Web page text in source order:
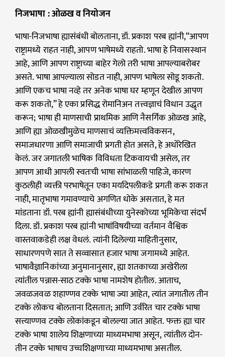
निजभाषा : ओळख व नियोजन
भाषा-निजभाषा ह्यासंबंधी बोलताना, डॉ. प्रकाश परब ह्यांनी,“आपण
राष्ट्रामध्ये राहत नाही, आपण भाषेमध्ये राहतो. भाषा हे निवासस्थान
आहे, आणि आपण राष्ट्राच्या बाहेर गेलो तरी भाषा आपल्याबरोबर
असते. भाषा आपल्याला सोडत नाही, आपण भाषेला सोडू शकतो.
आणि एकच भाषा नव्हे तर अनेक भाषा घर म्हणून देखील आपण
करू शकतो,” हे एका प्रसिद्ध रोमानिअन तत्त्वज्ञाचं विधान उद्धृत
करून; भाषा ही माणसाची प्राथमिक आणि नैसर्गिक ओळख आहे,
आणि ह्या ओळखीमुळेच माणसाचं व्यक्तिमत्त्वविकसन,
समाजधारणा आणि समाजाची प्रगती होत असते, हे अधोरेखित
केलं. जर जगातली भाषिक विविधता टिकवायची असेल, तर
आपण आधी आपली स्वतःची भाषा सांभाळली पाहिजे, कारण
कुठलीही व्यक्ती परभाषेतून एका मर्यादेपलीकडे प्रगती करू शकत
नाही, मातृभाषा गमावण्याचे अगणित धोके असतात, हे मत
मांडताना डॉ. परब ह्यांनी ह्यासंबंधीच्या युनेस्कोच्या भूमिकेचा संदर्भ
दिला. डॉ. प्रकाश परब ह्यांनी भाषांविषयीच्या वर्तमान वैश्विक
वास्तवाकडेही लक्ष वेधलं. त्यांनी दिलेल्या माहितीनुसार,
साधारणपणे सात ते सव्वासात हजार भाषा जगामध्ये आहेत.
भाषावैज्ञानिकांच्या अनुमानानुसार, ह्या शतकाच्या अखेरीला
त्यांतील पन्नास-साठ टक्के भाषा नामशेष होतील. आताच,
जवळजवळ शहाण्णव टक्के भाषा ज्या आहेत, त्यांत जगातील तीन
टक्के लोकच बोलताना दिसतात; आणि उर्वरित चार टक्के भाषा
सत्त्याण्णव टक्के लोकांकडून बोलल्या जात आहेत. फक्त ह्या चार
टक्के भाषा शालेय शिक्षणाच्या माध्यमभाषा असून, त्यांतील दोन-
तीन टक्के भाषाच उच्चशिक्षणाच्या माध्यमभाषा असतील.